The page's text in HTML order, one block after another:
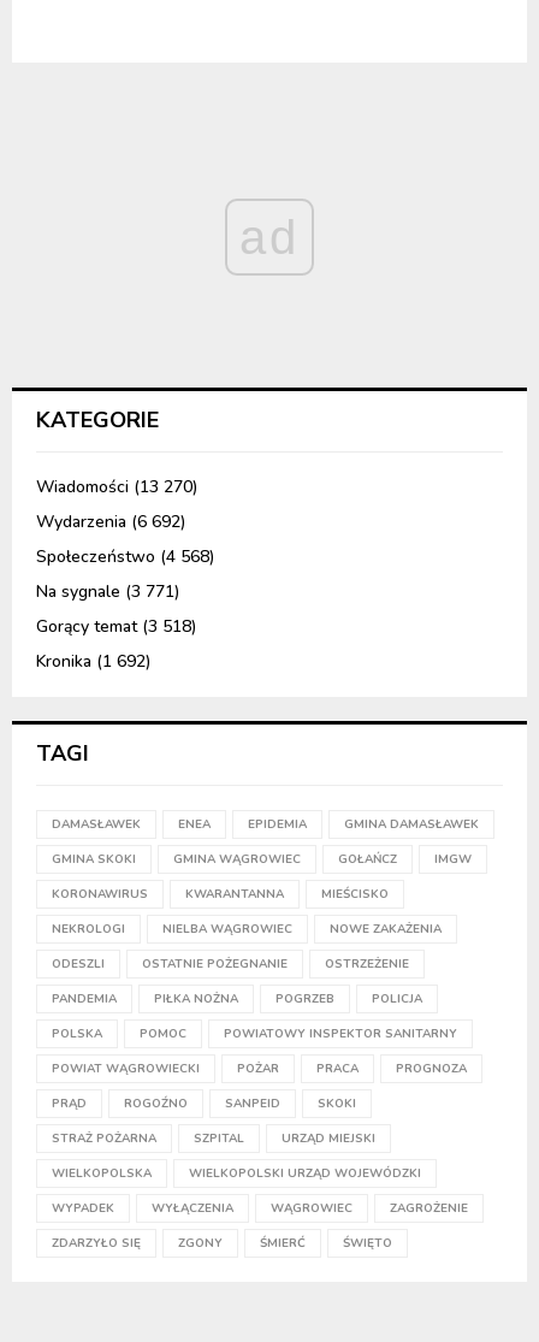
ad
KATEGORIE
Wiadomości (13 270)
Wydarzenia (6 692)
Społeczeństwo (4 568)
Na sygnale (3 771)
Gorący temat(3 518)
Kronika (1 692)
TAGI
DAMASŁAWEK ENEA EPIDEMIA GMINA DAMASŁAWEK
GMINA SKOKI GMINA WĄGROWIEC GOŁAŃCZ IMGW
KORONAWIRUS KWARANTANNA MIEŚCISKO
NEKROLOGI NIELBA WĄGROWIEC NOWE ZAKAŻENIA
ODESZLI OSTATNIE POŻEGNANIE OSTRZEŻENIE
PANDEMIA PIŁKA NOŻNA POGRZEB POLICJA
POLSKA POMOC POWIATOWY INSPEKTOR SANITARNY
POWIAT WĄGROWIECKI POŻAR PRACA PROGNOZA
PRĄD ROGOŹNO SANPEID SKOKI
STRAŻ POŻARNA SZPITAL URZĄD MIEJSKI
WIELKOPOLSKA WIELKOPOLSKI URZĄD WOJEWÓDZKI
WYPADEK WYŁĄCZENIA WĄGROWIEC ZAGROŻENIE
ZDARZYŁO SIĘ ZGONY ŚMIERĆ ŚWIĘTO